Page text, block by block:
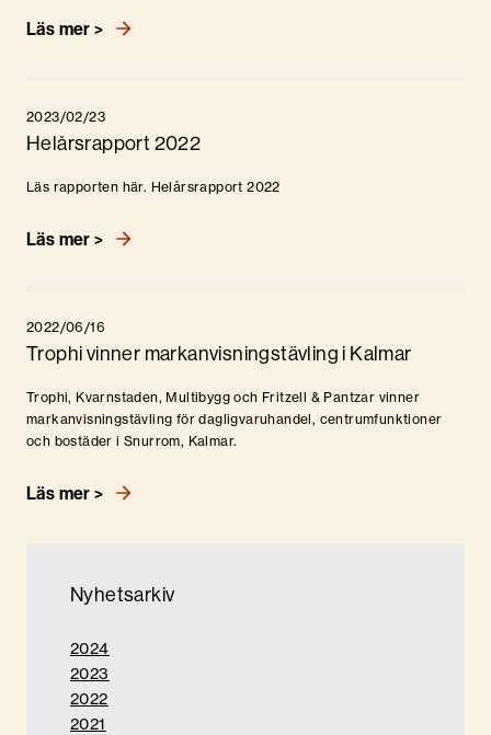
Läs mer >
2023/02/23
Helårsrapport 2022
Läs rapporten här. Helårsrapport 2022
Läs mer >
2022/06/16
Trophi vinner markanvisningstävling i Kalmar
Trophi, Kvarnstaden, Multibygg och Fritzell & Pantzar vinner
markanvisningstävling för dagligvaruhandel, centrumfunktioner
och bostäder i Snurrom, Kalmar.
Läs mer >
Nyhetsarkiv
2024
2023
2022
2021